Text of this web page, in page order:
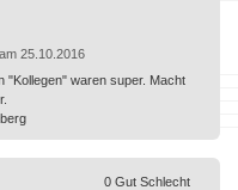
am 25.10.2016
"Kollegen" waren super. Macht
0 Gut Schlecht